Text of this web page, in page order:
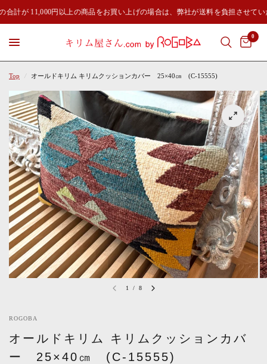
合計が 11,000円以上の商品をお買い上げの場合は、弊社が送料を負担させて
0
Top / オールドキリム キリムクッションカバー 25×40㎝ (C-15555)
1 / 8
ROGOBA
オールドキリム キリムクッションカバ
ー 25×40㎝ (C-15555)